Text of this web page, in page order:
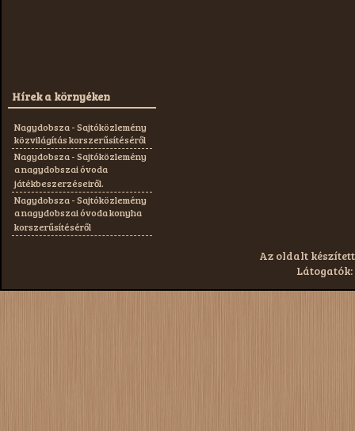
Hírek a környéken
Nagydobsza - Sajtóközlemény
közvilágítás korszerűsítéséről
Nagydobsza - Sajtóközlemény
a nagydobszai óvoda
játékbeszerzéseiről.
Nagydobsza - Sajtóközlemény
a nagydobszai óvoda konyha
korszerűsítéséről
Az oldalt
Látogatók: